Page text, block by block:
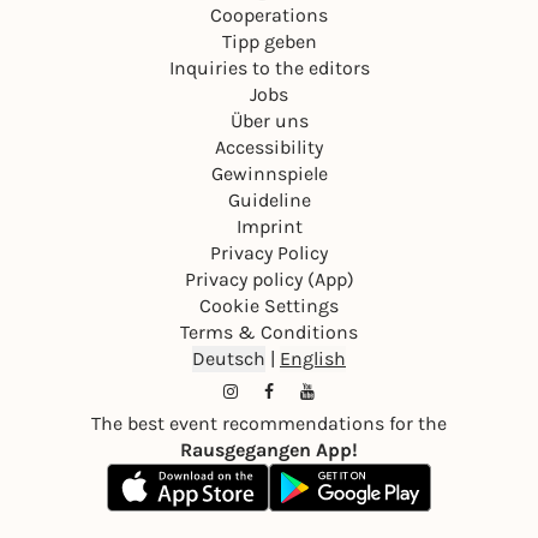
details-registration/a-concert-of-new-yiddish-
poetry-and-new-music
This is sound salon @gruenersalon.berlin!
sound salon wird durch die Senatsverwaltung für
Kultur und Gesellschaftlichen Zusammenhalt
Cooperations
Tipp geben
Inquiries to the editors
Jobs
Über uns
Accessibility
Gewinnspiele
Guideline
Imprint
Privacy Policy
Privacy policy (App)
Cookie Settings
Terms & Conditions
Deutsch | English
The best event recommendations for the
Rausgegangen App!